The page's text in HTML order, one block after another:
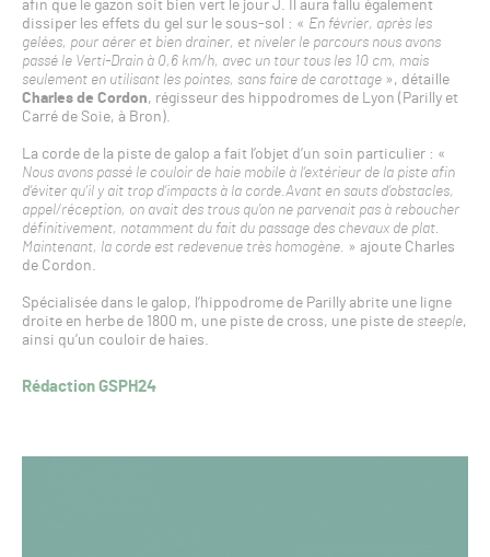
afin que le gazon soit bien vert le jour J. Il aura fallu également
dissiper les effets du gel sur le sous-sol : « En février, après les
gelées, pour aérer et bien drainer, et niveler le parcours nous avons
passé le Verti-Drain à 0,6 km/h, avec un tour tous les 10 cm, mais
seulement en utilisant les pointes, sans faire de carottage», détaille
Charles de Cordon, régisseur des hippodromes de Lyon (Parilly et
Carré de Soie, à Bron).
La corde de la piste de galop a fait l’objet d’un soin particulier : «
Nous avons passé le couloir de haie mobile à l’extérieur de la piste afin
d’éviter qu’il y ait trop d’impacts à la corde.Avant en sauts d’obstacles,
appel/réception, on avait des trous qu’on ne parvenait pas à reboucher
définitivement, notamment du fait du passage des chevaux de plat.
Maintenant, la corde est redevenue très homogène. » ajoute Charles
de Cordon.
Spécialisée dans le galop, l’hippodrome de Parilly abrite une ligne
droite en herbe de 1800 m, une piste de cross, une piste de steeple,
ainsi qu’un couloir de haies.
Rédaction GSPH24